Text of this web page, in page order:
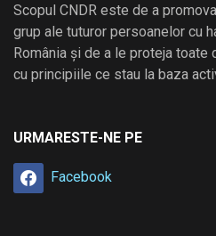
Scopul CNDR este de a
grup ale tuturor persoanelor cu
România și de a le proteja
cu principiile ce stau la baza
URMARESTE-NE PE
Facebook